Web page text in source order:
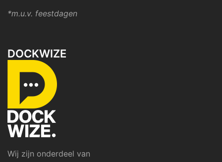
*m.u.v. feestdagen
DOCKWIZE
Wij zijn onderdeel van